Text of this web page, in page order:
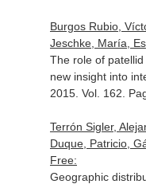
Burgos Rubio,
Jeschke, María,
The role of
new insight into
2015. Vol. 162.
Terrón Sigler,
Duque, Patricio,
Free:
Geographic